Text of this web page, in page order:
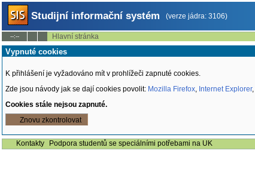
Studijní informační systém (verze jádra: 3106)
--:-- Hlavní stránka
Vypnuté cookies
K přihlášení je vyžadováno mít v prohlížeči zapnuté cookies.
Zde jsou návody jak se dají cookies povolit: Mozilla Firefox, Internet Explorer,
Cookies stále nejsou zapnuté.
Znovu zkontrolovat
Kontakty
Podpora studentů se speciálními potřebami na UK